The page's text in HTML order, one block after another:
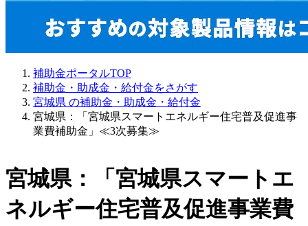
補助金ポータルTOP
補助金・助成金・給付金をさがす
宮城県 の補助金・助成金・給付金
宮城県：「宮城県スマートエネルギー住宅普及促進事
業費補助金」≪3次募集≫
宮城県：「宮城県スマートエ
ネルギー住宅普及促進事業費